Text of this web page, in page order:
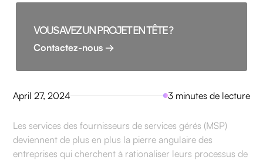
April 27, 2024 3 minutes de lecture
Les services des fournisseurs de services gérés (MSP)
deviennent de plus en plus la pierre angulaire des
entreprises qui cherchent à rationaliser leurs processus de
VOUS AVEZ UN PROJET EN TÊTE ?
Contactez-nous →